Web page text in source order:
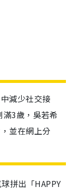
減少社交接
3歲，吳若希
並在網上分
拼出「HAPPY